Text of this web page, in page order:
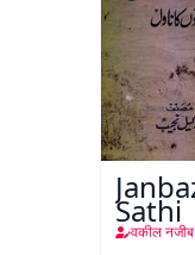
Sathi
वकील नजीब